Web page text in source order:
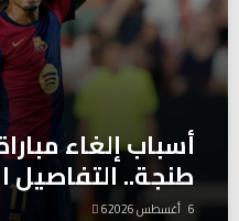
أسباب إلغاء
طنجة.. التفاصيل
6 أغسطس 2026 6